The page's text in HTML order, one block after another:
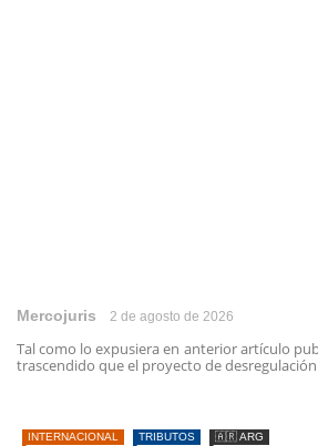
Mercojuris 2 de agosto de 2026
Tal como lo expusiera en anterior artículo
trascendido que el proyecto de
INTERNACIONAL TRIBUTOS 🇦🇷 ARG